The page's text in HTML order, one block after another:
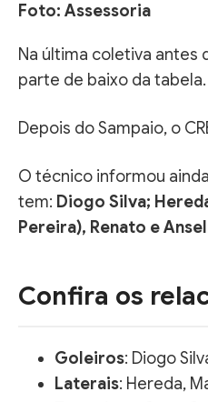
Foto: Assessoria
Na última coletiva antes
parte de baixo da tabela.
Depois do Sampaio, o
O técnico informou
tem: Diogo Silva;
Pereira), Renato e
Confira os
Goleiros: Diogo
Laterais: Hereda,